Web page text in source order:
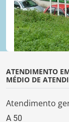
ATENDIMENTO
MÉDIO DE
Atendimento
A 50